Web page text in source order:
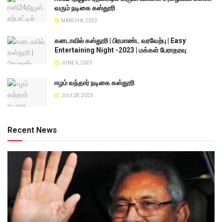
வரும் நடிகை கஸ்தூரி
MARCH 8, 2023
கனடாவில் கஸ்தூரி | பிரமாண்ட வரவேற்பு | Easy
Entertaining Night -2023 | மக்கள் பேராதரவு
JUNE 6, 2023
ஈழம் வந்தார் நடிகை கஸ்தூரி
JULY 28, 2023
Recent News